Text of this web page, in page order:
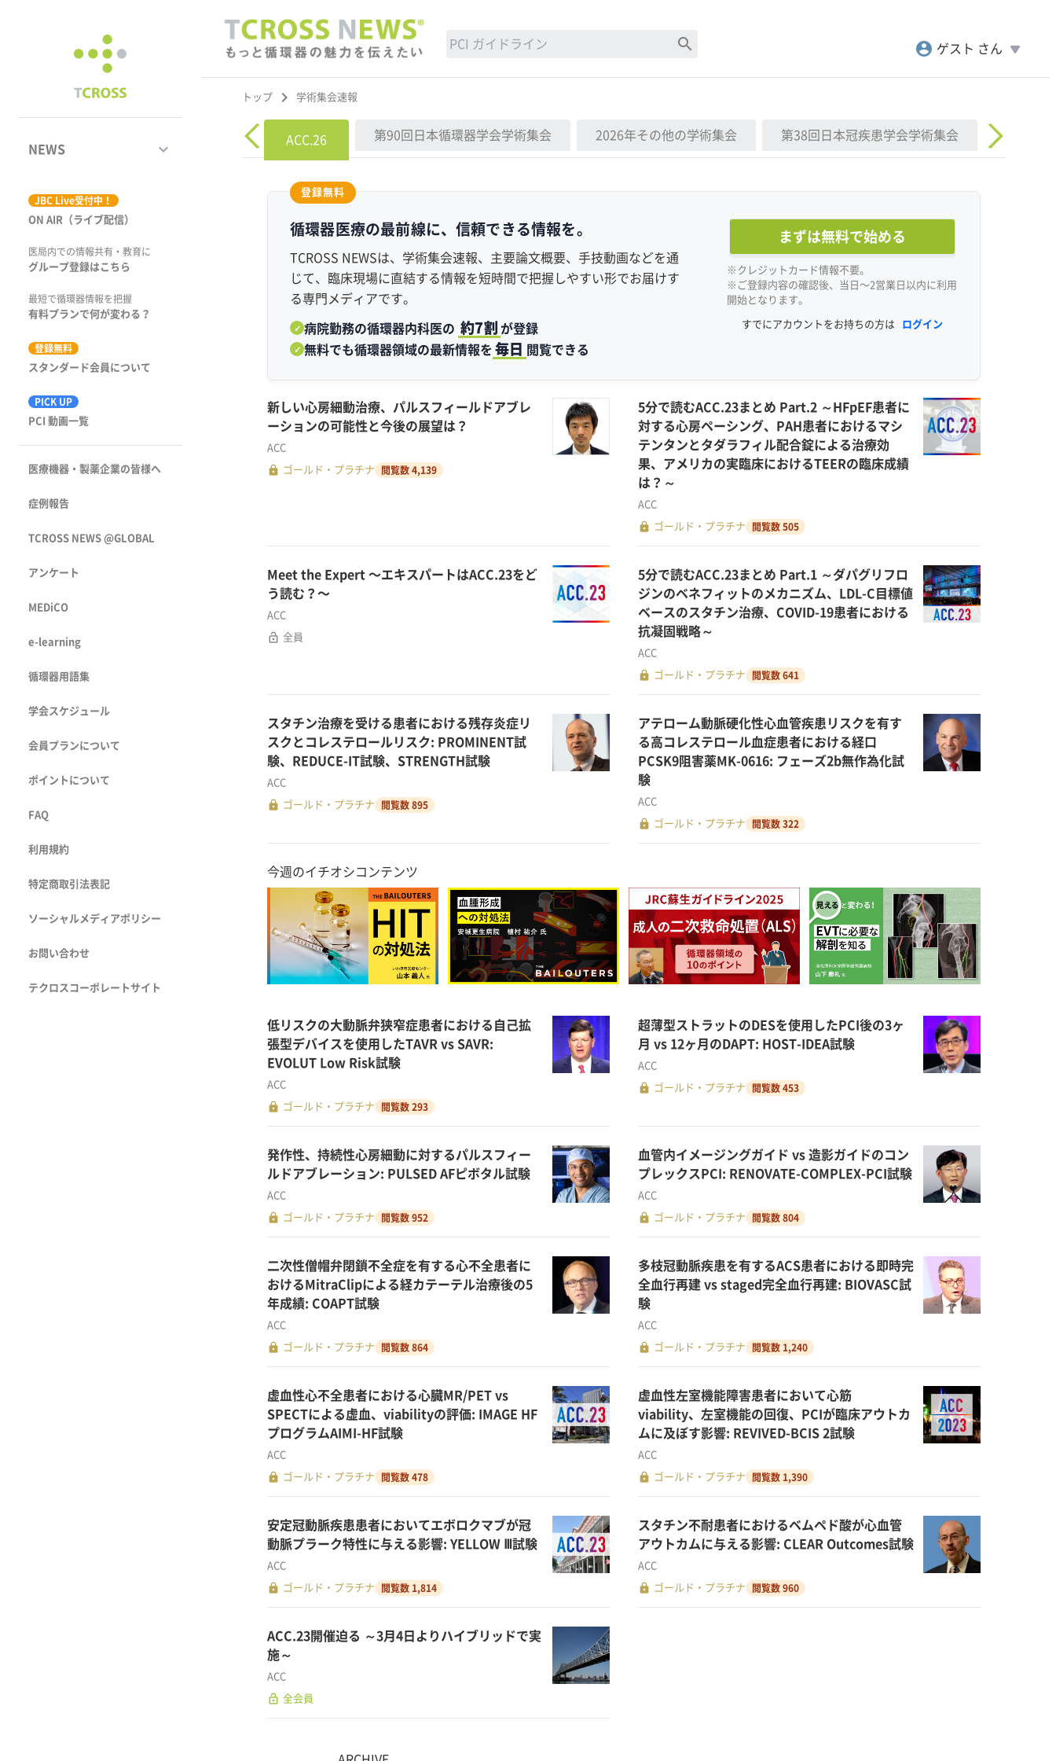
NEWS keyboard_arrow_down
ジャーナル
動画コンテンツ
市場トピックス
JBC Live受付中！
ON AIR（ライブ配信）
医局内での情報共有・教育に
グループ登録はこちら
最短で循環器情報を把握
有料プランで何が変わる？
登録無料
スタンダード会員について
PICK UP
PCI 動画一覧
医療機器・製薬企業の皆様へ
症例報告
TCROSS NEWS @GLOBAL
アンケート
MEDiCO
e-learning
循環器用語集
学会スケジュール
会員プランについて
ポイントについて
FAQ
利用規約
特定商取引法表記
ソーシャルメディアポリシー
お問い合わせ
テクロスコーポレートサイト
search account_circle ゲスト さん play_arrow
トップ keyboard_arrow_right 学術集会速報
ACC.26 第90回日本循環器学会学術集会 2026年その他の学術集会 第38回日本冠疾患学会学術集会 AHA
登録無料
循環器医療の最前線に、信頼できる情報を。
TCROSS NEWSは、学術集会速報、主要論文概要、手技動画などを通
じて、臨床現場に直結する情報を短時間で把握しやすい形でお届けす
る専門メディアです。
✓ 病院勤務の循環器内科医の 約7割 が登録
✓ 無料でも循環器領域の最新情報を 毎日 閲覧できる
まずは無料で始める
※クレジットカード情報不要。
※ご登録内容の確認後、当日〜2営業日以内に利用
開始となります。
すでにアカウントをお持ちの方は ログイン
新しい心房細動治療、パルスフィールドアブレ
ーションの可能性と今後の展望は？
ACC
lock ゴールド・プラチナ 閲覧数 4,139
5分で読むACC.23まとめ Part.2 ～HFpEF患者に
対する心房ペーシング、PAH患者におけるマシ
テンタンとタダラフィル配合錠による治療効
果、アメリカの実臨床におけるTEERの臨床成績
は？～
ACC
lock ゴールド・プラチナ 閲覧数 505
Meet the Expert 〜エキスパートはACC.23をど
う読む？〜
ACC
lock_open 全員
5分で読むACC.23まとめ Part.1 ～ダパグリフロ
ジンのベネフィットのメカニズム、LDL-C目標値
ベースのスタチン治療、COVID-19患者における
抗凝固戦略～
ACC
lock ゴールド・プラチナ 閲覧数 641
スタチン治療を受ける患者における残存炎症リ
スクとコレステロールリスク: PROMINENT試
験、REDUCE-IT試験、STRENGTH試験
ACC
lock ゴールド・プラチナ 閲覧数 895
アテローム動脈硬化性心血管疾患リスクを有す
る高コレステロール血症患者における経口
PCSK9阻害薬MK-0616: フェーズ2b無作為化試
験
ACC
lock ゴールド・プラチナ 閲覧数 322
今週のイチオシコンテンツ
低リスクの大動脈弁狭窄症患者における自己拡
張型デバイスを使用したTAVR vs SAVR:
EVOLUT Low Risk試験
ACC
lock ゴールド・プラチナ 閲覧数 293
超薄型ストラットのDESを使用したPCI後の3ヶ
月 vs 12ヶ月のDAPT: HOST-IDEA試験
ACC
lock ゴールド・プラチナ 閲覧数 453
発作性、持続性心房細動に対するパルスフィー
ルドアブレーション: PULSED AFピボタル試験
ACC
lock ゴールド・プラチナ 閲覧数 952
血管内イメージングガイド vs 造影ガイドのコン
プレックスPCI: RENOVATE-COMPLEX-PCI試験
ACC
lock ゴールド・プラチナ 閲覧数 804
二次性僧帽弁閉鎖不全症を有する心不全患者に
おけるMitraClipによる経カテーテル治療後の5
年成績: COAPT試験
ACC
lock ゴールド・プラチナ 閲覧数 864
多枝冠動脈疾患を有するACS患者における即時完
全血行再建 vs staged完全血行再建: BIOVASC試
験
ACC
lock ゴールド・プラチナ 閲覧数 1,240
虚血性心不全患者における心臓MR/PET vs
SPECTによる虚血、viabilityの評価: IMAGE HF
プログラムAIMI-HF試験
ACC
lock ゴールド・プラチナ 閲覧数 478
虚血性左室機能障害患者において心筋
viability、左室機能の回復、PCIが臨床アウトカ
ムに及ぼす影響: REVIVED-BCIS 2試験
ACC
lock ゴールド・プラチナ 閲覧数 1,390
安定冠動脈疾患患者においてエボロクマブが冠
動脈プラーク特性に与える影響: YELLOW Ⅲ試験
ACC
lock ゴールド・プラチナ 閲覧数 1,814
スタチン不耐患者におけるベムペド酸が心血管
アウトカムに与える影響: CLEAR Outcomes試験
ACC
lock ゴールド・プラチナ 閲覧数 960
ACC.23開催迫る ～3月4日よりハイブリッドで実
施～
ACC
lock_open 全会員